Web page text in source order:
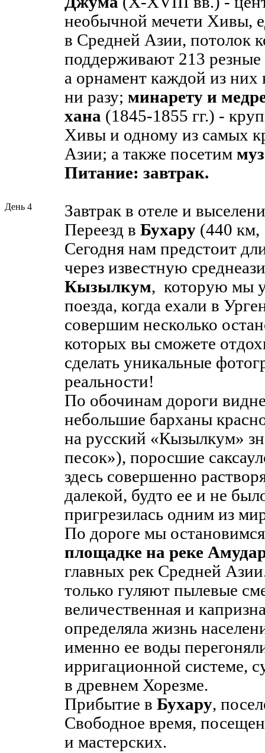
необычной мечети Хивы,
в Средней Азии, потолок
поддерживают 213
а орнамент каждой из них
ни разу; минарету и
хана (1845-1855 гг.) -
Хивы и одному из самых
Азии; а также посетим
Питание: завтрак.
День 4
Завтрак в отеле и
Переезд в Бухару (440 км,
Сегодня нам предстоит
через известную
Кызылкум, которую мы
поезда, когда ехали в
совершим несколько
которых вы сможете
сделать уникальные
реальности!
По обочинам дороги
небольшие барханы
на русский «Кызылкум»
песок»), поросшие
здесь совершенно
далекой, будто ее и не
пригрезилась одним из
По дороге мы
площадке на реке
главных рек Средней
только гуляют пылевые
величественная и
определяла жизнь
именно ее воды
ирригационной системе,
в древнем Хорезме.
Прибытие в Бухару,
Свободное время,
и мастерских.